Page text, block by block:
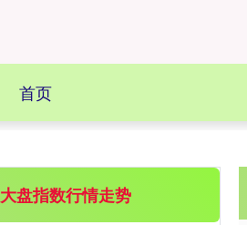
首页
大盘指数行情走势
7231.43 +17.87 +0.25%